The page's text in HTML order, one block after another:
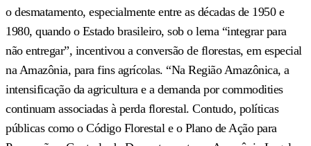
o desmatamento, especialmente entre as décadas de 1950 e
1980, quando o Estado brasileiro, sob o lema “integrar para
não entregar”, incentivou a conversão de florestas, em especial
na Amazônia, para fins agrícolas. “Na Região Amazônica, a
intensificação da agricultura e a demanda por commodities
continuam associadas à perda florestal. Contudo, políticas
públicas como o Código Florestal e o Plano de Ação para